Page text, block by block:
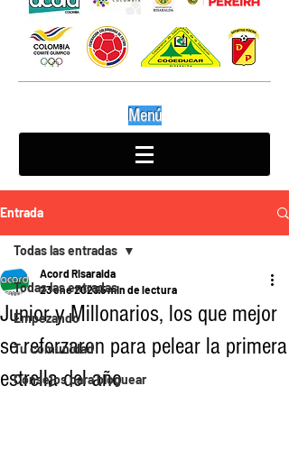
Menú
Entrada
Todas las entradas
Empezando
Tu comunidad
Consejos para bloguear
Todas las entradas
Junior y Millonarios, los que mejor
se reforzaron para pelear la primera
estrella del año
Acord Risaralda
23 ene 20235 min de lectura